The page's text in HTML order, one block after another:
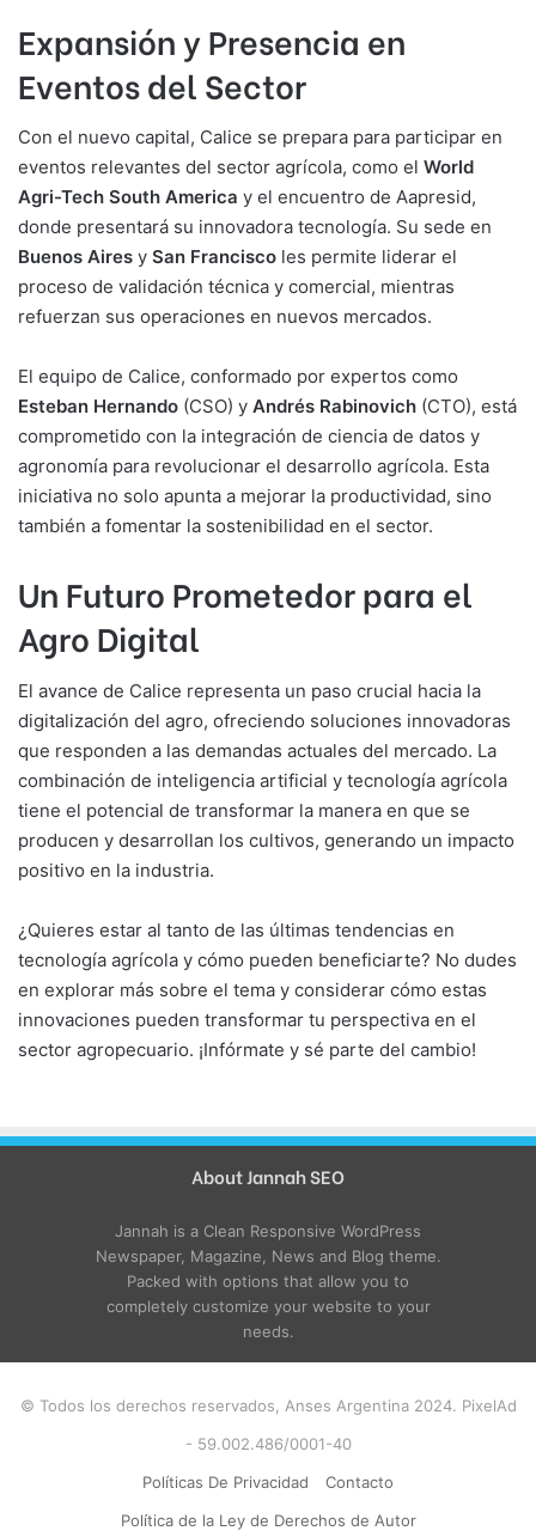
Expansión y Presencia en
Eventos del Sector
Con el nuevo capital, Calice se prepara para participar en
eventos relevantes del sector agrícola, como el World
Agri-Tech South America y el encuentro de Aapresid,
donde presentará su innovadora tecnología. Su sede en
Buenos Aires y San Francisco les permite liderar el
proceso de validación técnica y comercial, mientras
refuerzan sus operaciones en nuevos mercados.
El equipo de Calice, conformado por expertos como
Esteban Hernando (CSO) y Andrés Rabinovich (CTO), está
comprometido con la integración de ciencia de datos y
agronomía para revolucionar el desarrollo agrícola. Esta
iniciativa no solo apunta a mejorar la productividad, sino
también a fomentar la sostenibilidad en el sector.
Un Futuro Prometedor para el
Agro Digital
El avance de Calice representa un paso crucial hacia la
digitalización del agro, ofreciendo soluciones innovadoras
que responden a las demandas actuales del mercado. La
combinación de inteligencia artificial y tecnología agrícola
tiene el potencial de transformar la manera en que se
producen y desarrollan los cultivos, generando un impacto
positivo en la industria.
¿Quieres estar al tanto de las últimas tendencias en
tecnología agrícola y cómo pueden beneficiarte? No dudes
en explorar más sobre el tema y considerar cómo estas
innovaciones pueden transformar tu perspectiva en el
sector agropecuario. ¡Infórmate y sé parte del cambio!
About Jannah SEO
Jannah is a Clean Responsive WordPress
Newspaper, Magazine, News and Blog theme.
Packed with options that allow you to
completely customize your website to your
needs.
© Todos los derechos reservados, Anses Argentina 2024. PixelAd
- 59.002.486/0001-40
Políticas De Privacidad
Contacto
Política de la Ley de Derechos de Autor